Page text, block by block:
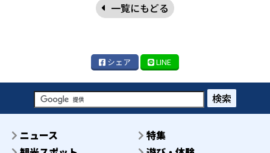
一覧にもどる
シェア LINE
検索
ニュース
特集